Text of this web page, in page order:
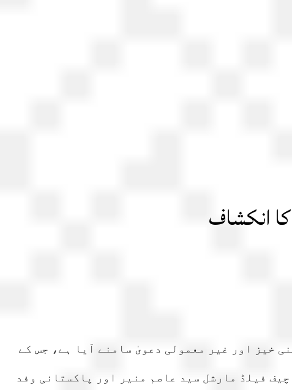
انکشاف
خیز اور غیر معمولی دعویٰ سامنے آیا ہے، جس کے
فیلڈ مارشل سید عاصم منیر اور پاکستانی وفد